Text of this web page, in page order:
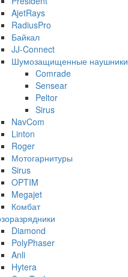
AjetRays
RadiusPro
Байкал
JJ-Connect
Шумозащищенные наушники
Comrade
Sensear
Peltor
Sirus
NavCom
Linton
Roger
Мотогарнитуры
Sirus
OPTIM
Megajet
Комбат
Diamond
PolyPhaser
Anli
Hytera